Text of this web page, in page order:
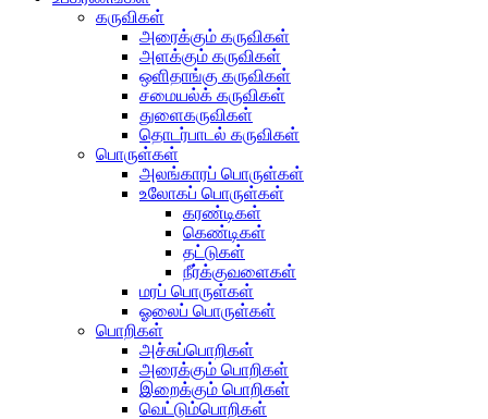
கருவிகள்
அரைக்கும் கருவிகள்
அளக்கும் கருவிகள்
ஒளிதாங்கு கருவிகள்
சமையல்க் கருவிகள்
துளைகருவிகள்
தொடர்பாடல் கருவிகள்
பொருள்கள்
அலங்காரப் பொருள்கள்
உலோகப் பொருள்கள்
கரண்டிகள்
கெண்டிகள்
தட்டுகள்
நீர்க்குவளைகள்
மரப் பொருள்கள்
ஓலைப் பொருள்கள்
பொறிகள்
அச்சுப்பொறிகள்
அரைக்கும் பொறிகள்
இறைக்கும் பொறிகள்
வெட்டும்பொறிகள்